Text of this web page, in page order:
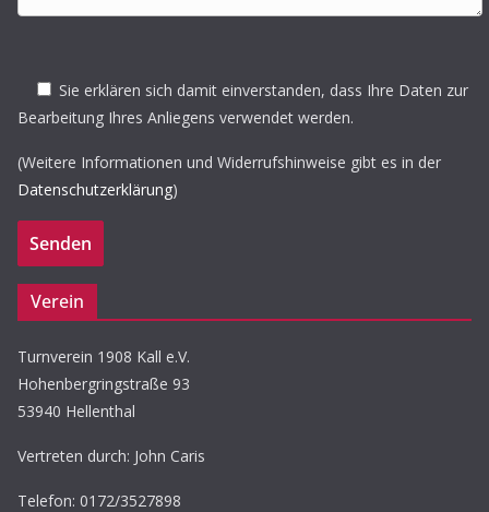
Sie erklären sich damit einverstanden, dass Ihre Daten zur
Bearbeitung Ihres Anliegens verwendet werden.
(Weitere Informationen und Widerrufshinweise gibt es in der
Datenschutzerklärung)
Verein
Turnverein 1908 Kall e.V.
Hohenbergringstraße 93
53940 Hellenthal
Vertreten durch: John Caris
Telefon: 0172/3527898